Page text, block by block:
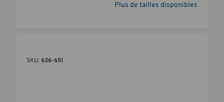
Plus de tailles disponibles
SKU: 636-651